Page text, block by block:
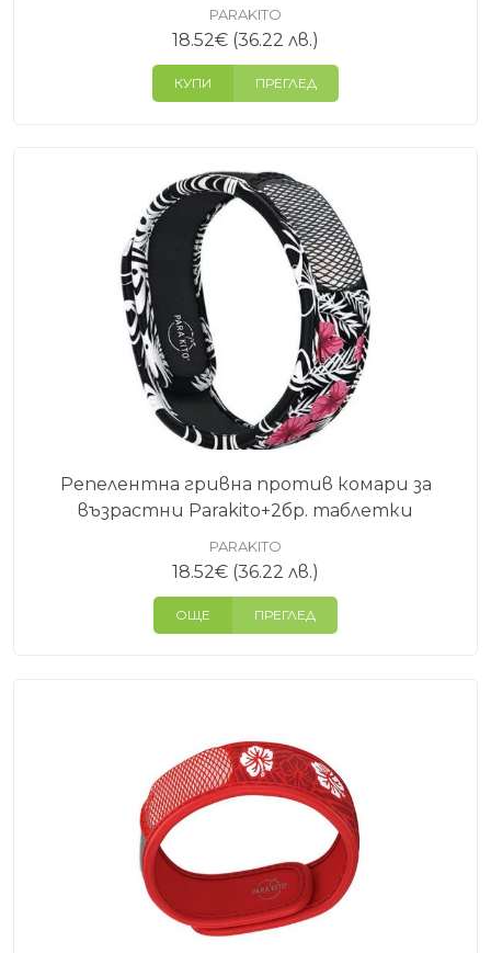
PARAKITO
18.52€ (36.22 лв.)
КУПИ ПРЕГЛЕД
Репелентна гривна против комари за
възрастни Parakito+2бр. таблетки
PARAKITO
18.52€ (36.22 лв.)
ОЩЕ ПРЕГЛЕД